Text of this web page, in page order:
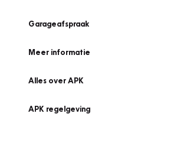
Garageafspraak
Meer informatie
Alles over APK
APK regelgeving